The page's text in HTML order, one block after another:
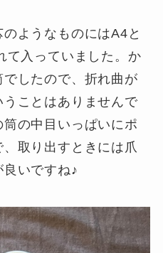
ようなものにはA4と
て入っていました。か
したので、折れ曲が
ことはありませんで
の中目いっぱいにポ
取り出すときには爪
いですね♪